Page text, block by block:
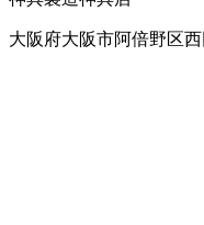
大阪府大阪市阿倍野区